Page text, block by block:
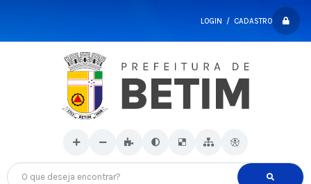
LOGIN / CADASTRO
O que deseja encontrar?